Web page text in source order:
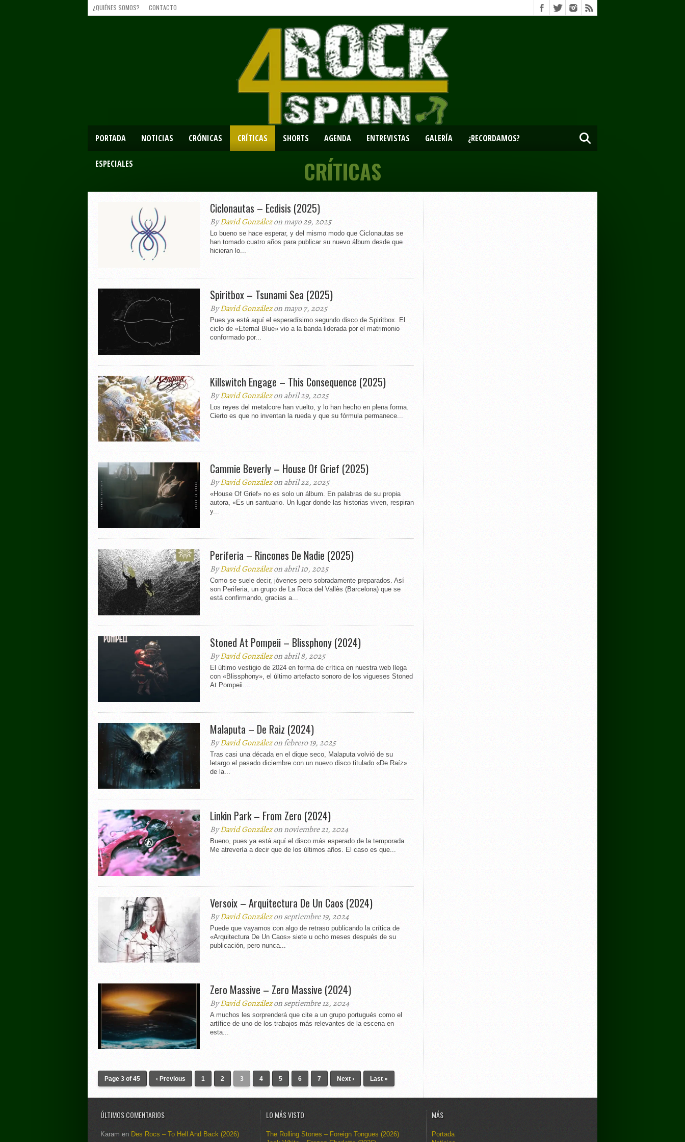
¿QUIÉNES SOMOS? CONTACTO
PORTADA NOTICIAS CRÓNICAS CRÍTICAS SHORTS AGENDA ENTREVISTAS GALERÍA ¿RECORDAMOS?
ESPECIALES CRÍTICAS
Ciclonautas – Ecdisis (2025)
ByDavid Gonzálezon mayo 29, 2025
Lo bueno se hace esperar, y del mismo modo que Ciclonautas se
han tomado cuatro años para publicar su nuevo álbum desde que
hicieran lo...
Spiritbox – Tsunami Sea (2025)
ByDavid Gonzálezon mayo 7, 2025
Pues ya está aquí el esperadísimo segundo disco de Spiritbox. El
ciclo de «Eternal Blue» vio a la banda liderada por el matrimonio
conformado por...
Killswitch Engage – This Consequence (2025)
ByDavid Gonzálezon abril 29, 2025
Los reyes del metalcore han vuelto, y lo han hecho en plena forma.
Cierto es que no inventan la rueda y que su fórmula permanece...
Cammie Beverly – House Of Grief (2025)
ByDavid Gonzálezon abril 22, 2025
«House Of Grief» no es solo un álbum. En palabras de su propia
autora, «Es un santuario. Un lugar donde las historias viven, respiran
y...
Periferia – Rincones De Nadie (2025)
ByDavid Gonzálezon abril 10, 2025
Como se suele decir, jóvenes pero sobradamente preparados. Así
son Periferia, un grupo de La Roca del Vallès (Barcelona) que se
está confirmando, gracias a...
Stoned At Pompeii – Blissphony (2024)
ByDavid Gonzálezon abril 8, 2025
El último vestigio de 2024 en forma de crítica en nuestra web llega
con «Blissphony», el último artefacto sonoro de los vigueses Stoned
At Pompeii....
Malaputa – De Raiz (2024)
ByDavid Gonzálezon febrero 19, 2025
Tras casi una década en el dique seco, Malaputa volvió de su
letargo el pasado diciembre con un nuevo disco titulado «De Raíz»
de la...
Linkin Park – From Zero (2024)
ByDavid Gonzálezon noviembre 21, 2024
Bueno, pues ya está aquí el disco más esperado de la temporada.
Me atrevería a decir que de los últimos años. El caso es que...
Versoix – Arquitectura De Un Caos (2024)
ByDavid Gonzálezon septiembre 19, 2024
Puede que vayamos con algo de retraso publicando la crítica de
«Arquitectura De Un Caos» siete u ocho meses después de su
publicación, pero nunca...
Zero Massive – Zero Massive (2024)
ByDavid Gonzálezon septiembre 12, 2024
A muchos les sorprenderá que cite a un grupo portugués como el
artífice de uno de los trabajos más relevantes de la escena en
esta...
Page 3 of 45 ‹ Previous 1 2 3 4 5 6 7 Next › Last »
ÚLTIMOS COMENTARIOS
Karam en Des Rocs – To Hell And Back (2026)
LO MÁS VISTO
The Rolling Stones – Foreign Tongues (2026)
MÁS
Portada